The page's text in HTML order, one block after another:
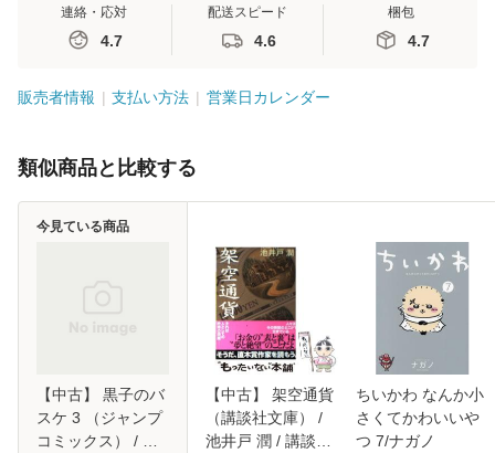
連絡・応対
4.7
配送スピード
4.6
梱包
4.7
販売者情報 支払い方法 営業日カレンダー
類似商品と比較する
【中古】 黒子のバ
スケ 3 （ジャンプ
コミックス） / 藤
今見ている商品
【中古】 架空通貨
（講談社文庫） /
池井戸 潤 / 講談社
ちいかわ なんか小
さくてかわいいや
つ 7/ナガノ